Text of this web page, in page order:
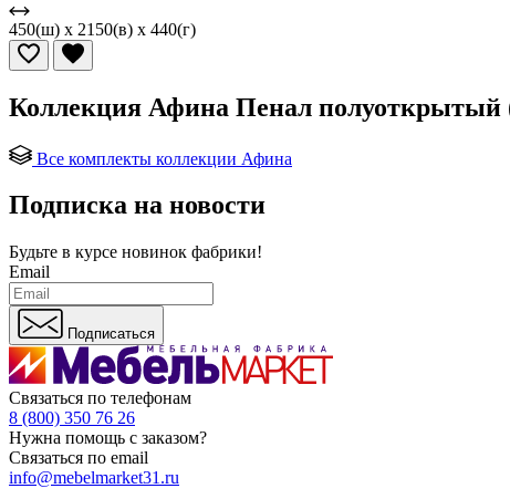
450(ш) x 2150(в) x 440(г)
Коллекция Афина Пенал
Все комплекты коллекции Афина
Подписка на новости
Будьте в курсе новинок фабрики!
Email
Подписаться
Связаться по телефонам
8 (800) 350 76 26
Нужна помощь с заказом?
Связаться по email
info@mebelmarket31.ru